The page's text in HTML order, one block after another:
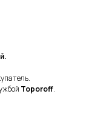
Toporoff.